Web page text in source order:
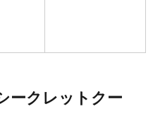
ークレットクー